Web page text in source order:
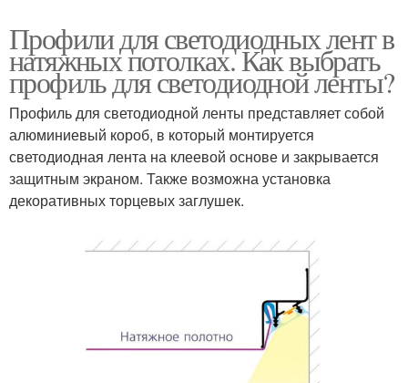
Профили для светодиодных лент в
натяжных потолках. Как выбрать
профиль для светодиодной ленты?
Профиль для светодиодной ленты представляет собой
алюминиевый короб, в который монтируется
светодиодная лента на клеевой основе и закрывается
защитным экраном. Также возможна установка
декоративных торцевых заглушек.